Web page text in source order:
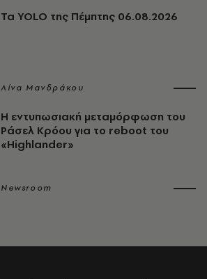
Τα YOLO της Πέμπτης 06.08.2026
Λίνα Μανδράκου
Η εντυπωσιακή μεταμόρφωση του
Ράσελ Κρόου για το reboot του
«Highlander»
Newsroom